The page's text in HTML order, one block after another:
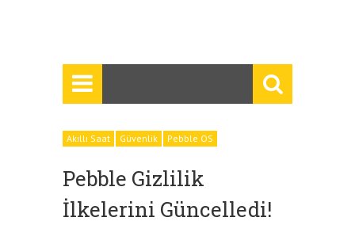
Akıllı Saat Güvenlik Pebble OS
Pebble Gizlilik
İlkelerini Güncelledi!